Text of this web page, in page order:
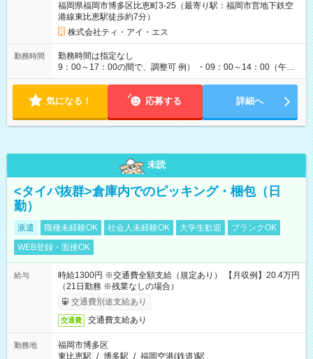
福岡県福岡市博多区比恵町3-25（最寄り駅：福岡市営地下鉄空
港線東比恵駅徒歩約7分）
株式会社ティ・アイ・エス
勤務時間
勤務時間は指定なし
9：00～17：00の間で、調整可 例） ・09：00～14：00（午後
からは家事に） ・10：00～16：00（朝はゆっくりスタート）
勤務で、ご希望に合わせて調整します。 ◎今週は子供の行事
気になる！ 応募する 詳細へ
未読
<タイパ抜群>倉庫内でのピッキング・梱包（日
勤）
派遣 職種未経験OK 社会人未経験OK 大学生歓迎
ブランクOK
WEB登録・面接OK
給与
時給1300円 ※交通費全額支給（規定あり） 【月収例】20.4万円
（21日勤務 ※残業なしの場合）
交通費別途支給あり
交通費 交通費支給あり
勤務地
福岡市博多区
東比恵駅 / 博多駅 / 福岡空港(鉄道)駅